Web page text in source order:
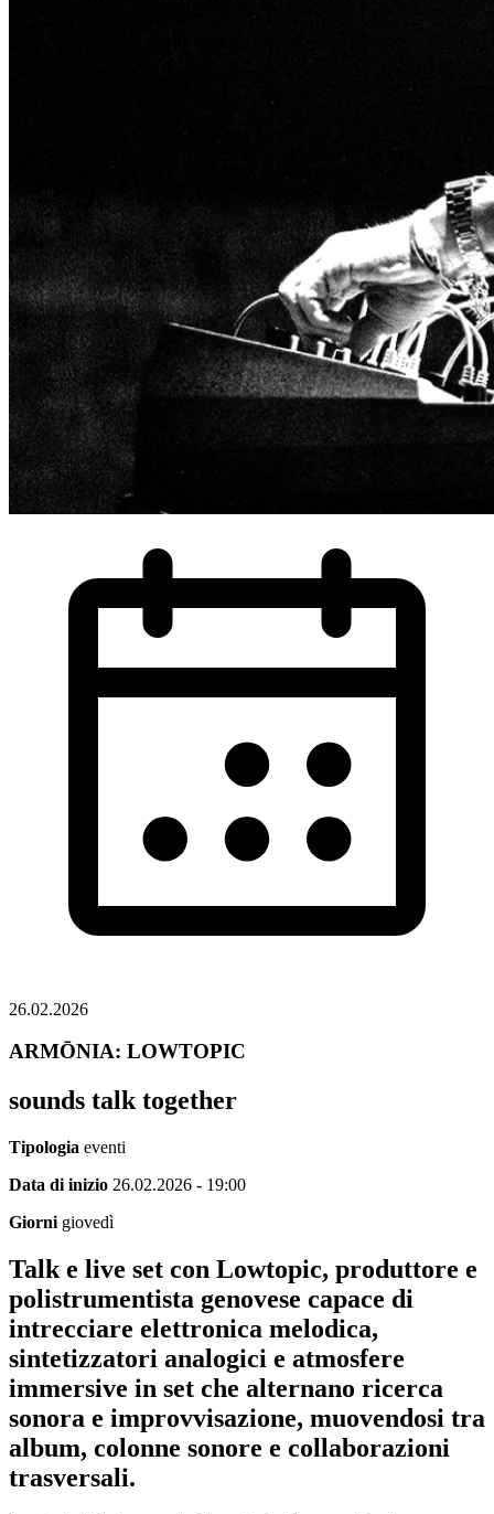
26.02.2026
ARMŌNIA: LOWTOPIC
sounds talk together
Tipologia eventi
Data di inizio 26.02.2026 - 19:00
Giorni giovedì
Talk e live set con Lowtopic, produttore e
polistrumentista genovese capace di
intrecciare elettronica melodica,
sintetizzatori analogici e atmosfere
immersive in set che alternano ricerca
sonora e improvvisazione, muovendosi tra
album, colonne sonore e collaborazioni
trasversali.